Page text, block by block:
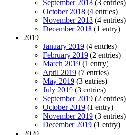
September 2018 (3 entries)
October 2018 (4 entries)
November 2018 (4 entries)
December 2018 (1 entry)
2019
January 2019 (4 entries)
February 2019 (2 entries)
March 2019 (1 entry)
April 2019 (7 entries)
May 2019 (3 entries)
July 2019 (3 entries)
September 2019 (2 entries)
October 2019 (1 entry)
November 2019 (3 entries)
December 2019 (1 entry)
2020